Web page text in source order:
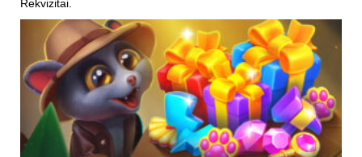
Rekvizitai.